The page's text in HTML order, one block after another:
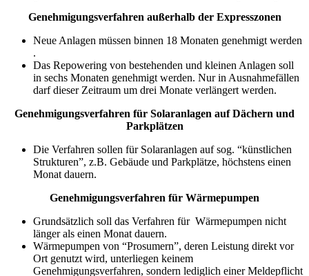
Genehmigungsverfahren außerhalb der Expresszonen
Neue Anlagen müssen binnen 18 Monaten genehmigt werden
.
Das Repowering von bestehenden und kleinen Anlagen soll
in sechs Monaten genehmigt werden. Nur in Ausnahmefällen
darf dieser Zeitraum um drei Monate verlängert werden.
Genehmigungsverfahren für Solaranlagen auf Dächern und
Parkplätzen
Die Verfahren sollen für Solaranlagen auf sog. “künstlichen
Strukturen”, z.B. Gebäude und Parkplätze, höchstens einen
Monat dauern.
Genehmigungsverfahren für Wärmepumpen
Grundsätzlich soll das Verfahren für Wärmepumpen nicht
länger als einen Monat dauern.
Wärmepumpen von “Prosumern”, deren Leistung direkt vor
Ort genutzt wird, unterliegen keinem
Genehmigungsverfahren, sondern lediglich einer Meldepflicht